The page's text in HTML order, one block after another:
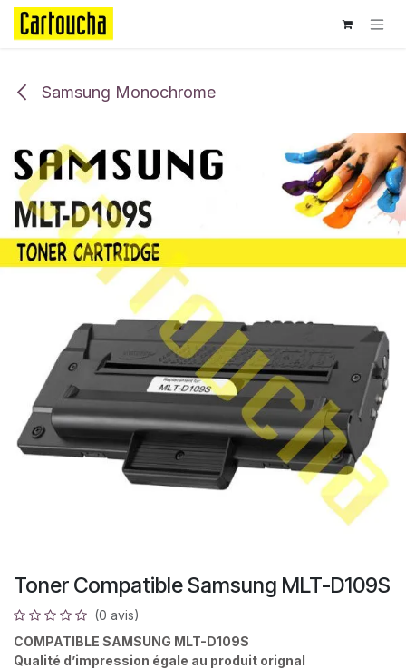
Se rendre au contenu
Samsung Monochrome
Toner Compatible Samsung MLT-D109S
(0 avis)
COMPATIBLE SAMSUNG MLT-D109S
Qualité d’impression égale au produit orignal